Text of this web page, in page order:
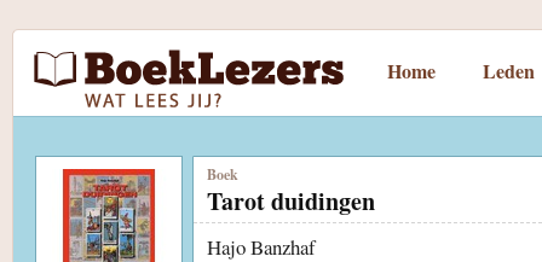
Home Leden
Boek
Tarot duidingen
Hajo Banzhaf